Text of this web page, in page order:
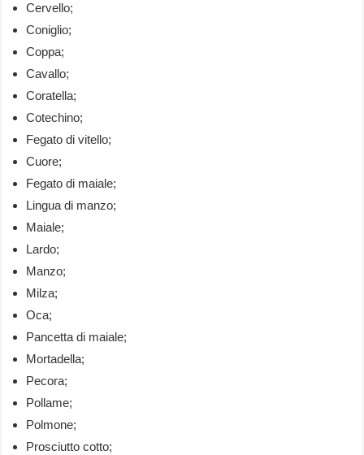
Cervello;
Coniglio;
Coppa;
Cavallo;
Coratella;
Cotechino;
Fegato di vitello;
Cuore;
Fegato di maiale;
Lingua di manzo;
Maiale;
Lardo;
Manzo;
Milza;
Oca;
Pancetta di maiale;
Mortadella;
Pecora;
Pollame;
Polmone;
Prosciutto cotto;